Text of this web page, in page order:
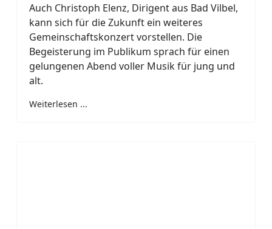
Auch Christoph Elenz, Dirigent aus Bad Vilbel,
kann sich für die Zukunft ein weiteres
Gemeinschaftskonzert vorstellen. Die
Begeisterung im Publikum sprach für einen
gelungenen Abend voller Musik für jung und
alt.
Weiterlesen ...